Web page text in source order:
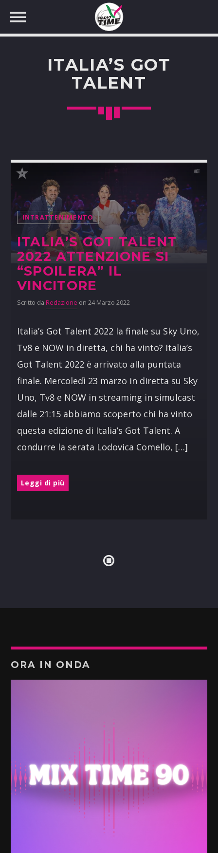
CERCA NEL SITO WEB:
ITALIA’S GOT
TALENT
INTRATTENIMENTO
ITALIA’S GOT TALENT
2022 ATTENZIONE SI
“SPOILERA” IL
VINCITORE
Scritto da Redazione on 24 Marzo 2022
Italia’s Got Talent 2022 la finale su Sky Uno,
Tv8 e NOW in diretta, chi ha vinto? Italia’s
Got Talent 2022 è arrivato alla puntata
finale. Mercoledì 23 marzo in diretta su Sky
Uno, Tv8 e NOW in streaming in simulcast
dalle 21:15 abbiamo scoperto chi ha vinto
questa edizione di Italia’s Got Talent. A
condurre la serata Lodovica Comello, […]
Leggi di più
ORA IN ONDA